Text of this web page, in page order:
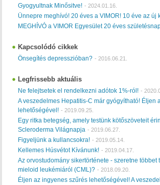
Gyogyultnak Minősitve! - 2024.01.16.
Ünnepre meghívó! 20 éves a VIMOR! 10 éve az új
MEGHÍVÓ a VIMOR Egyesület 20 éves
Kapcsolódó cikkek
Önsegítés depresszióban? - 2016.06.21.
Legfrissebb aktuális
Ne felejtsetek el rendelkezni adótok 1%-ról! -
A veszedelmes Hepatitis-C már gyógyítható! Éljen
lehetőségével! - 2019.09.25.
Egy ritka betegség, amely testünk kötőszöveteit
Scleroderma Világnapja - 2019.06.27.
Figyeljünk a kullancsokra! - 2019.05.14.
Kellemes Húsvétot Kívánunk! - 2019.04.17.
Az orvostudomány sikertörténete - szeretne többet
mieloid leukémiáról (CML)? - 2018.09.20.
Éljen az ingyenes szűrés lehetőségével! A